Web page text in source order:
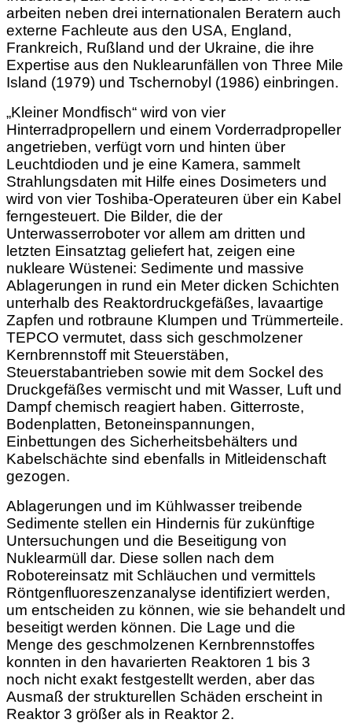
arbeiten neben drei internationalen Beratern auch
externe Fachleute aus den USA, England,
Frankreich, Rußland und der Ukraine, die ihre
Expertise aus den Nuklearunfällen von Three Mile
Island (1979) und Tschernobyl (1986) einbringen.
„Kleiner Mondfisch“ wird von vier
Hinterradpropellern und einem Vorderradpropeller
angetrieben, verfügt vorn und hinten über
Leuchtdioden und je eine Kamera, sammelt
Strahlungsdaten mit Hilfe eines Dosimeters und
wird von vier Toshiba-Operateuren über ein Kabel
ferngesteuert. Die Bilder, die der
Unterwasserroboter vor allem am dritten und
letzten Einsatztag geliefert hat, zeigen eine
nukleare Wüstenei: Sedimente und massive
Ablagerungen in rund ein Meter dicken Schichten
unterhalb des Reaktordruckgefäßes, lavaartige
Zapfen und rotbraune Klumpen und Trümmerteile.
TEPCO vermutet, dass sich geschmolzener
Kernbrennstoff mit Steuerstäben,
Steuerstabantrieben sowie mit dem Sockel des
Druckgefäßes vermischt und mit Wasser, Luft und
Dampf chemisch reagiert haben. Gitterroste,
Bodenplatten, Betoneinspannungen,
Einbettungen des Sicherheitsbehälters und
Kabelschächte sind ebenfalls in Mitleidenschaft
gezogen.
Ablagerungen und im Kühlwasser treibende
Sedimente stellen ein Hindernis für zukünftige
Untersuchungen und die Beseitigung von
Nuklearmüll dar. Diese sollen nach dem
Robotereinsatz mit Schläuchen und vermittels
Röntgenfluoreszenzanalyse identifiziert werden,
um entscheiden zu können, wie sie behandelt und
beseitigt werden können. Die Lage und die
Menge des geschmolzenen Kernbrennstoffes
konnten in den havarierten Reaktoren 1 bis 3
noch nicht exakt festgestellt werden, aber das
Ausmaß der strukturellen Schäden erscheint in
Reaktor 3 größer als in Reaktor 2.